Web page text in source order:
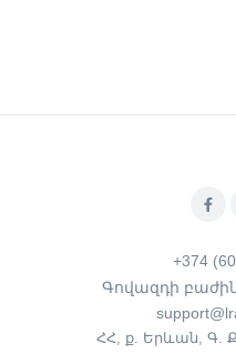
+374
Գովազդի բաժին
ՀՀ, ք. Երևան, Գ.